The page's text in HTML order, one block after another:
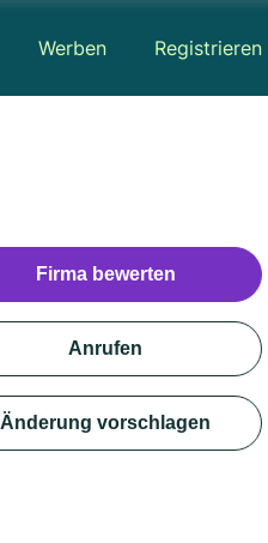
Werben Registrieren
Firma bewerten
Anrufen
Änderung vorschlagen